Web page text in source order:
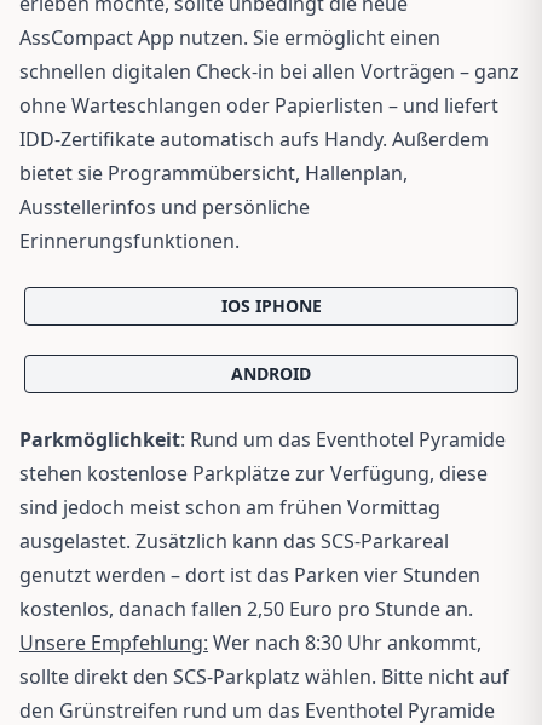
AssCompact App nutzen. Sie ermöglicht einen
schnellen digitalen Check-in bei allen Vorträgen – ganz
ohne Warteschlangen oder Papierlisten – und liefert
IDD-Zertifikate automatisch aufs Handy. Außerdem
bietet sie Programmübersicht, Hallenplan,
Ausstellerinfos und persönliche
Erinnerungsfunktionen.
IOS IPHONE
ANDROID
Parkmöglichkeit: Rund um das Eventhotel Pyramide
stehen kostenlose Parkplätze zur Verfügung, diese
sind jedoch meist schon am frühen Vormittag
ausgelastet. Zusätzlich kann das SCS-Parkareal
genutzt werden – dort ist das Parken vier Stunden
kostenlos, danach fallen 2,50 Euro pro Stunde an.
Unsere Empfehlung: Wer nach 8:30 Uhr ankommt,
sollte direkt den SCS-Parkplatz wählen. Bitte nicht auf
den Grünstreifen rund um das Eventhotel Pyramide